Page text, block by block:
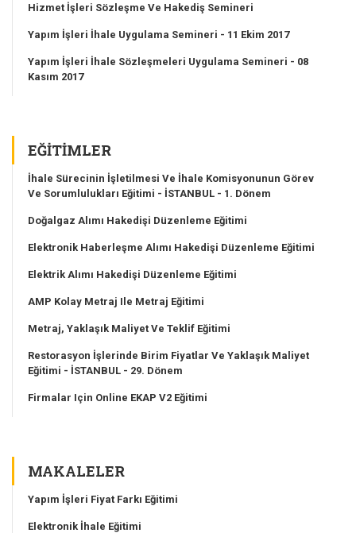
Hizmet İşleri Sözleşme Ve Hakediş Semineri
Yapım İşleri İhale Uygulama Semineri - 11 Ekim 2017
Yapım İşleri İhale Sözleşmeleri Uygulama Semineri - 08
Kasım 2017
EĞITIMLER
İhale Sürecinin İşletilmesi Ve İhale Komisyonunun Görev
Ve Sorumlulukları Eğitimi - İSTANBUL - 1. Dönem
Doğalgaz Alımı Hakedişi Düzenleme Eğitimi
Elektronik Haberleşme Alımı Hakedişi Düzenleme Eğitimi
Elektrik Alımı Hakedişi Düzenleme Eğitimi
AMP Kolay Metraj Ile Metraj Eğitimi
Metraj, Yaklaşık Maliyet Ve Teklif Eğitimi
Restorasyon İşlerinde Birim Fiyatlar Ve Yaklaşık Maliyet
Eğitimi - İSTANBUL - 29. Dönem
Firmalar Için Online EKAP V2 Eğitimi
MAKALELER
Yapım İşleri Fiyat Farkı Eğitimi
Elektronik İhale Eğitimi